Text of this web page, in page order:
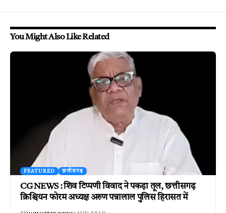
You Might Also Like Related
FEATURED छत्तीसगढ़
CG NEWS : शिव टिप्पणी विवाद ने पकड़ा तूल, छत्तीसगढ़
क्रिश्चियन फोरम अध्यक्ष अरुण पन्नालाल पुलिस हिरासत में